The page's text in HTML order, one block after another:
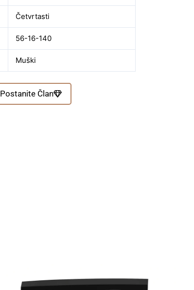
Četvrtasti
56-16-140
Muški
Postanite Član